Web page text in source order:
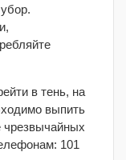
в тень, на
выпить
чрезвычайных
101